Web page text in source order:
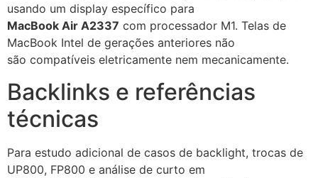
usando um display específico para
MacBook Air A2337 com processador M1. Telas de
MacBook Intel de gerações anteriores não
são compatíveis eletricamente nem mecanicamente.
Backlinks e referências
técnicas
Para estudo adicional de casos de backlight, trocas de
UP800, FP800 e análise de curto em